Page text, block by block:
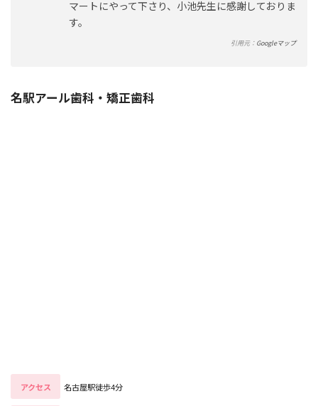
マートにやって下さり、小池先生に感謝しておりま
す。
引用元： Googleマップ
名駅アール歯科・矯正歯科
アクセス 名古屋駅徒歩4分